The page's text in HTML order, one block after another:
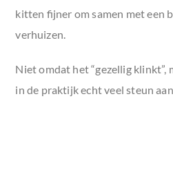
kitten fijner om samen met een
verhuizen.
Niet omdat het “gezellig klinkt”,
in de praktijk echt veel steun